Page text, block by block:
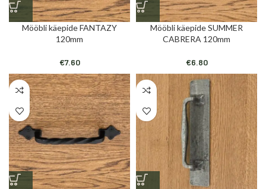
Mööbli käepide FANTAZY
120mm
€7.60
Mööbli käepide SUMMER
CABRERA 120mm
€6.80